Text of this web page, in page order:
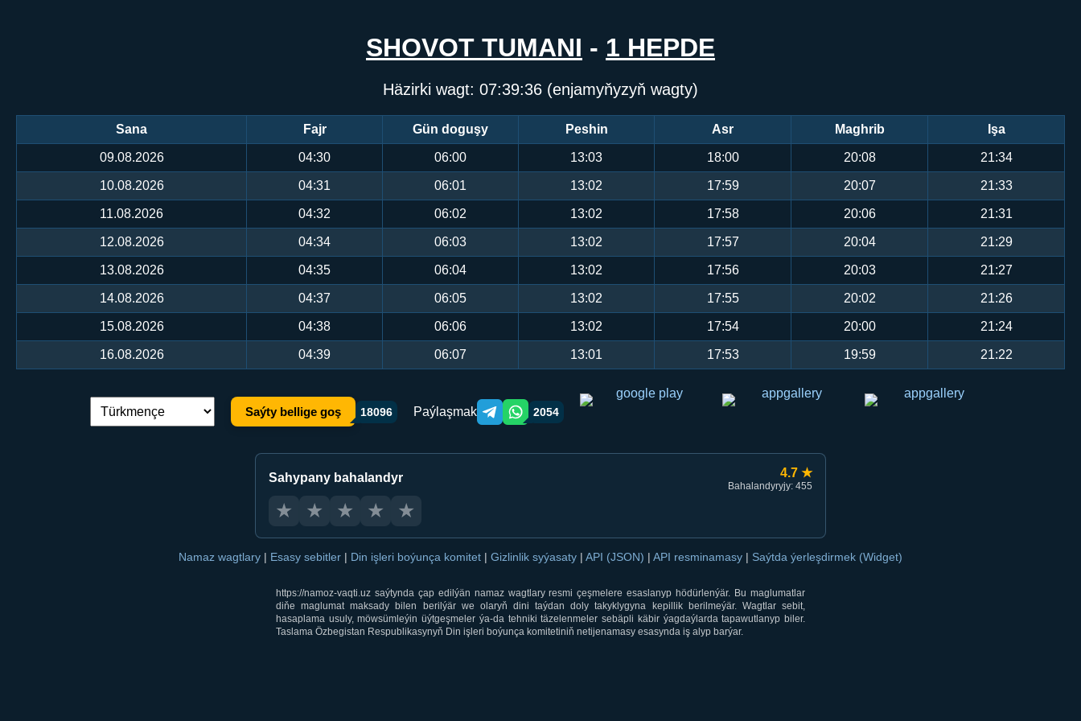
SHOVOT TUMANI - 1 HEPDE
Häzirki wagt: 07:39:36 (enjamyňyzyň wagty)
Sana Fajr Gün doguşy Peshin Asr Maghrib Işa
09.08.2026 04:30 06:00 13:03 18:00 20:08 21:34
10.08.2026 04:31 06:01 13:02 17:59 20:07 21:33
11.08.2026 04:32 06:02 13:02 17:58 20:06 21:31
12.08.2026 04:34 06:03 13:02 17:57 20:04 21:29
13.08.2026 04:35 06:04 13:02 17:56 20:03 21:27
14.08.2026 04:37 06:05 13:02 17:55 20:02 21:26
15.08.2026 04:38 06:06 13:02 17:54 20:00 21:24
16.08.2026 04:39 06:07 13:01 17:53 19:59 21:22
Dil çalşyryş: Saýty bellige goş 18096 Paýlaşmak Telegram orqali ulashish
WhatsApp orqali ulashish
2054
Sahypany bahalandyr 4.7 ★
Bahalandyryjy: 455
★ ★ ★ ★ ★
Namaz wagtlary | Esasy sebitler | Din işleri boýunça komitet | Gizlinlik syýasaty | API (JSON) | API resminamasy | Saýtda ýerleşdirmek (Widget)
https://namoz-vaqti.uz saýtynda çap edilýän namaz wagtlary resmi çeşmelere esaslanyp hödürlenýär. Bu maglumatlar
diňe maglumat maksady bilen berilýär we olaryň dini taýdan doly takyklygyna kepillik berilmeýär. Wagtlar sebit,
hasaplama usuly, möwsümleýin üýtgeşmeler ýa-da tehniki täzelenmeler sebäpli käbir ýagdaýlarda tapawutlanyp biler.
Taslama Özbegistan Respublikasynyň Din işleri boýunça komitetiniň netijenamasy esasynda iş alyp barýar.